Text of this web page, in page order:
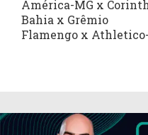
América-MG x
Bahia x Grêmio
Flamengo x